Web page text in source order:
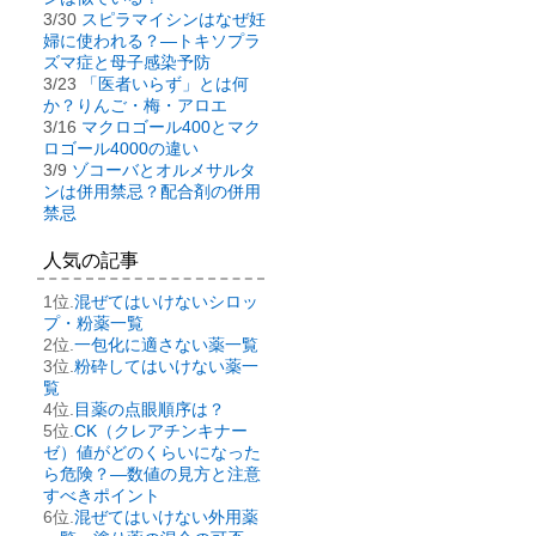
3/30 スピラマイシンはなぜ妊
婦に使われる？―トキソプラ
ズマ症と母子感染予防
3/23
「医者いらず」とは何
か？りんご・梅・アロエ
3/16 マクロゴール400とマク
ロゴール4000の違い
3/9 ゾコーバとオルメサルタ
ンは併用禁忌？配合剤の併用
禁忌
人気の記事
混ぜてはいけないシロッ
プ・粉薬一覧
一包化に適さない薬一覧
粉砕してはいけない薬一
覧
目薬の点眼順序は？
CK（クレアチンキナー
ゼ）値がどのくらいになった
ら危険？―数値の見方と注意
すべきポイント
混ぜてはいけない外用薬